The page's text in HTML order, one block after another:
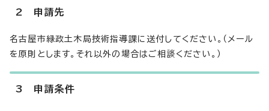
2 申請先
名古屋市緑政土木局技術指導課に送付してください。（メール
を原則とします。それ以外の場合はご相談ください。）
3 申請条件